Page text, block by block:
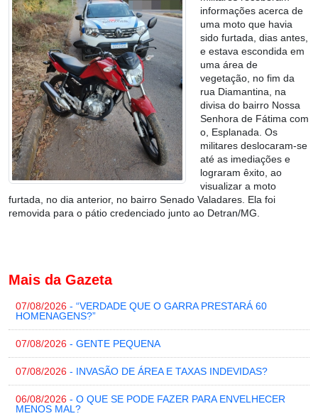
informações acerca de
uma moto que havia
sido furtada, dias antes,
e estava escondida em
uma área de
vegetação, no fim da
rua Diamantina, na
divisa do bairro Nossa
Senhora de Fátima com
o, Esplanada. Os
militares deslocaram-se
até as imediações e
lograram êxito, ao
visualizar a moto
furtada, no dia anterior, no bairro Senado Valadares. Ela foi
removida para o pátio credenciado junto ao Detran/MG.
Mais da Gazeta
07/08/2026 - “VERDADE QUE O GARRA PRESTARÁ 60
HOMENAGENS?”
07/08/2026 - GENTE PEQUENA
07/08/2026 - INVASÃO DE ÁREA E TAXAS INDEVIDAS?
06/08/2026 - O QUE SE PODE FAZER PARA ENVELHECER
MENOS MAL?